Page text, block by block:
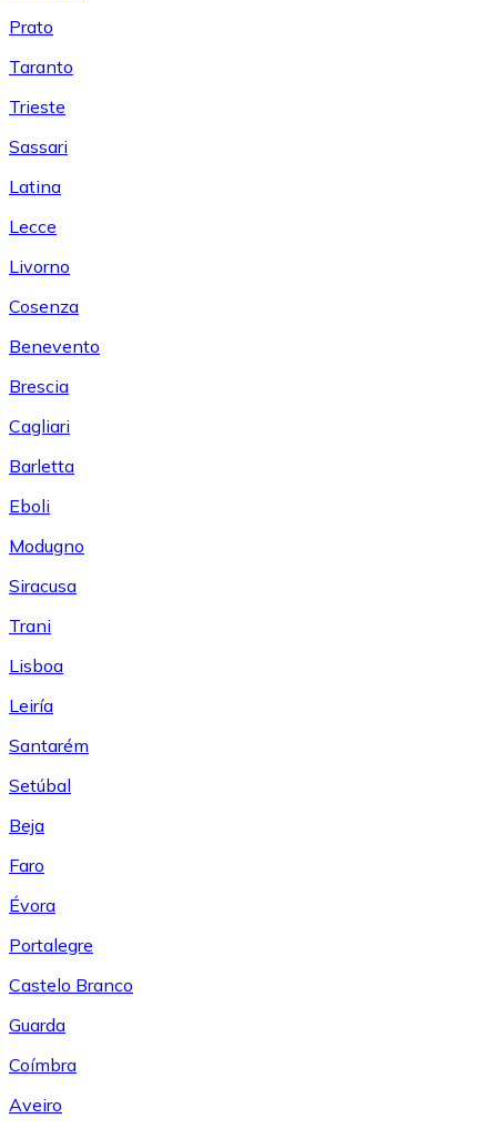
Prato
Taranto
Trieste
Sassari
Latina
Lecce
Livorno
Cosenza
Benevento
Brescia
Cagliari
Barletta
Eboli
Modugno
Siracusa
Trani
Lisboa
Leiría
Santarém
Setúbal
Beja
Faro
Évora
Portalegre
Castelo Branco
Guarda
Coímbra
Aveiro